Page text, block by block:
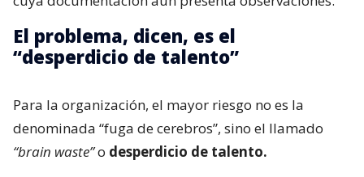
El problema, dicen, es el
“desperdicio de talento”
Para la organización, el mayor riesgo no es la
denominada “fuga de cerebros”, sino el llamado
“brain waste”o desperdicio de talento.